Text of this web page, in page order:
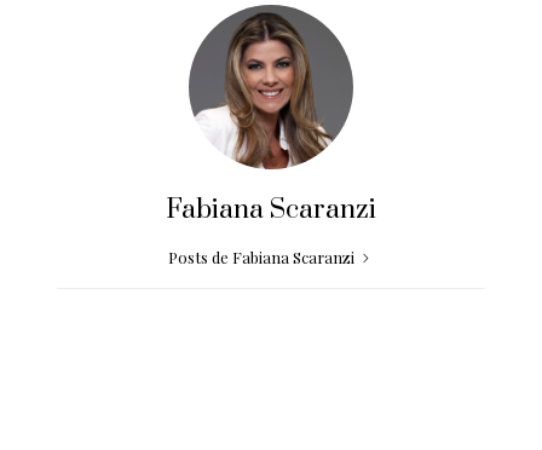
Fabiana Scaranzi
Posts de Fabiana Scaranzi